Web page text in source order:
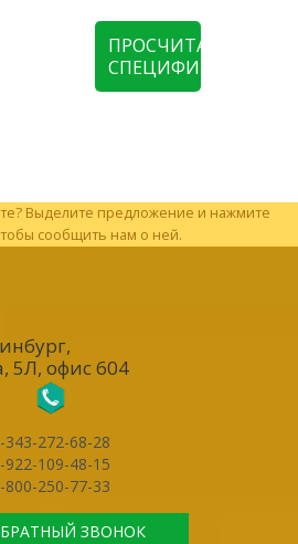
ПРОСЧИТАТЬ
СПЕЦИФИКАЦИЮ
Выделите предложение и нажмите
сообщить нам о ней.
,
5Л, офис 604
343-272-68-28
922-109-48-15
800-250-77-33
ЗВОНОК